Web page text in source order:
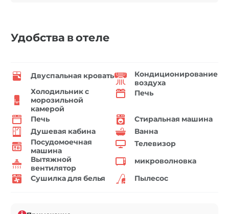
Удобства в отеле
Двуспальная кровать
Кондиционирование
воздуха
Холодильник с
морозильной
камерой
Печь
Печь
Стиральная машина
Душевая кабина
Ванна
Посудомоечная
машина
Телевизор
Вытяжной
вентилятор
микроволновка
Сушилка для белья
Пылесос